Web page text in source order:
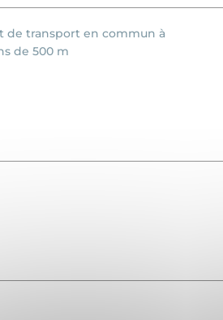
de transport en commun à
de 500 m